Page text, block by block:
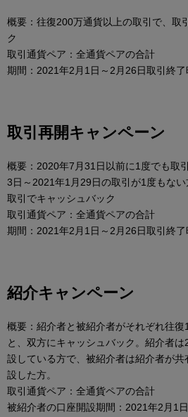
概要：往復200万通貨以上の取引で、取
ク
取引通貨ペア：全通貨ペアの合計
期間：2021年2月1日～2月26日取引終了
取引再開キャンペーン
概要：2020年7月31日以前に1度でも取
3日～2021年1月29日の取引が1度もな
取引でキャッシュバック
取引通貨ペア：全通貨ペアの合計
期間：2021年2月1日～2月26日取引終了
紹介キャンペーン
概要：紹介者と被紹介者がそれぞれ往復
と、双方にキャッシュバック。紹介者
設している方で、被紹介者は紹介者が
設した方。
取引通貨ペア：全通貨ペアの合計
被紹介者の口座開設期間：2021年2月1